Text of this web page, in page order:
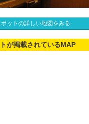
ットの詳しい地図をみる
が掲載されているMAP